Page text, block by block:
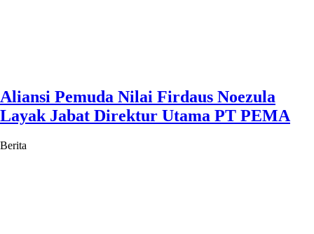
Aliansi Pemuda Nilai Firdaus Noezula
Layak Jabat Direktur Utama PT PEMA
Berita